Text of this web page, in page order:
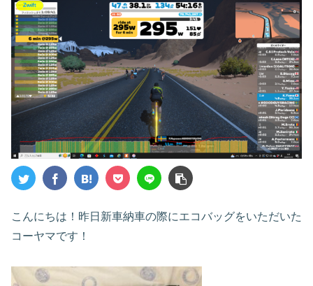
Zwift
こんにちは！昨日新車納車の際にエコバッグをいただいた
コーヤマです！